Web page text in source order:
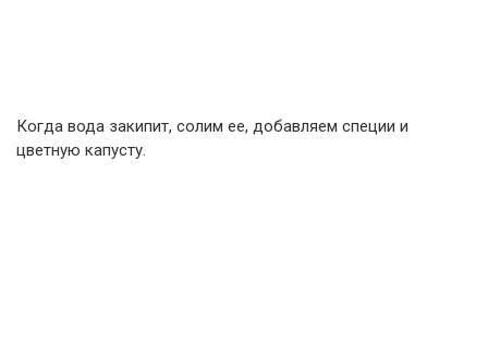
Когда вода закипит, солим ее, добавляем специи и
цветную капусту.